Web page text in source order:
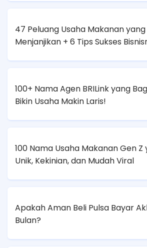
47 Peluang Usaha Makanan yang
Menjanjikan + 6 Tips Sukses
100+ Nama Agen BRILink yang
Bikin Usaha Makin Laris!
100 Nama Usaha Makanan Gen Z
Unik, Kekinian, dan Mudah Viral
Apakah Aman Beli Pulsa Bayar
Bulan?